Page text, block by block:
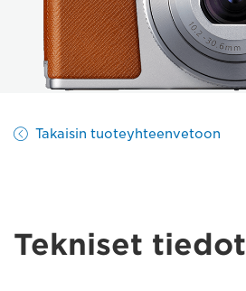
Takaisin tuoteyhteenvetoon
Tekniset tiedot